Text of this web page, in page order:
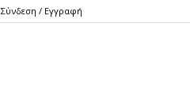
Σύνδεση / Εγγραφή